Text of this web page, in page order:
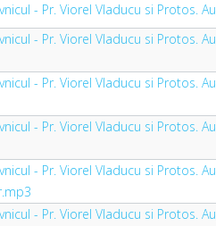
- Pr. Viorel Vladucu si Protos.
- Pr. Viorel Vladucu si Protos.
- Pr. Viorel Vladucu si Protos.
- Pr. Viorel Vladucu si Protos.
- Pr. Viorel Vladucu si Protos.
- Pr. Viorel Vladucu si Protos.